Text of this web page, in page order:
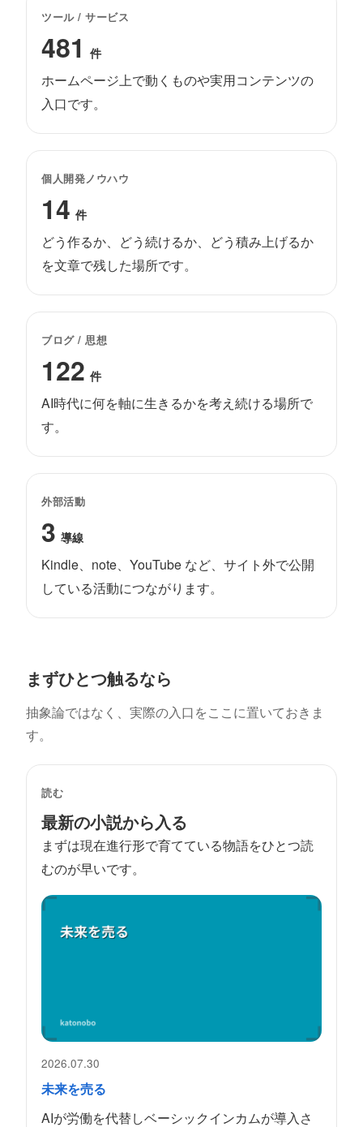
ツール / サービス
481 件
ホームページ上で動くものや実用コンテンツの
入口です。
個人開発ノウハウ
14 件
どう作るか、どう続けるか、どう積み上げるか
を文章で残した場所です。
ブログ / 思想
122 件
AI時代に何を軸に生きるかを考え続ける場所で
す。
外部活動
3 導線
Kindle、note、YouTube など、サイト外で公開
している活動につながります。
まずひとつ触るなら
抽象論ではなく、実際の入口をここに置いておきま
す。
読む
最新の小説から入る
まずは現在進行形で育てている物語をひとつ読
むのが早いです。
2026.07.30
未来を売る
AIが労働を代替しベーシックインカムが導入さ